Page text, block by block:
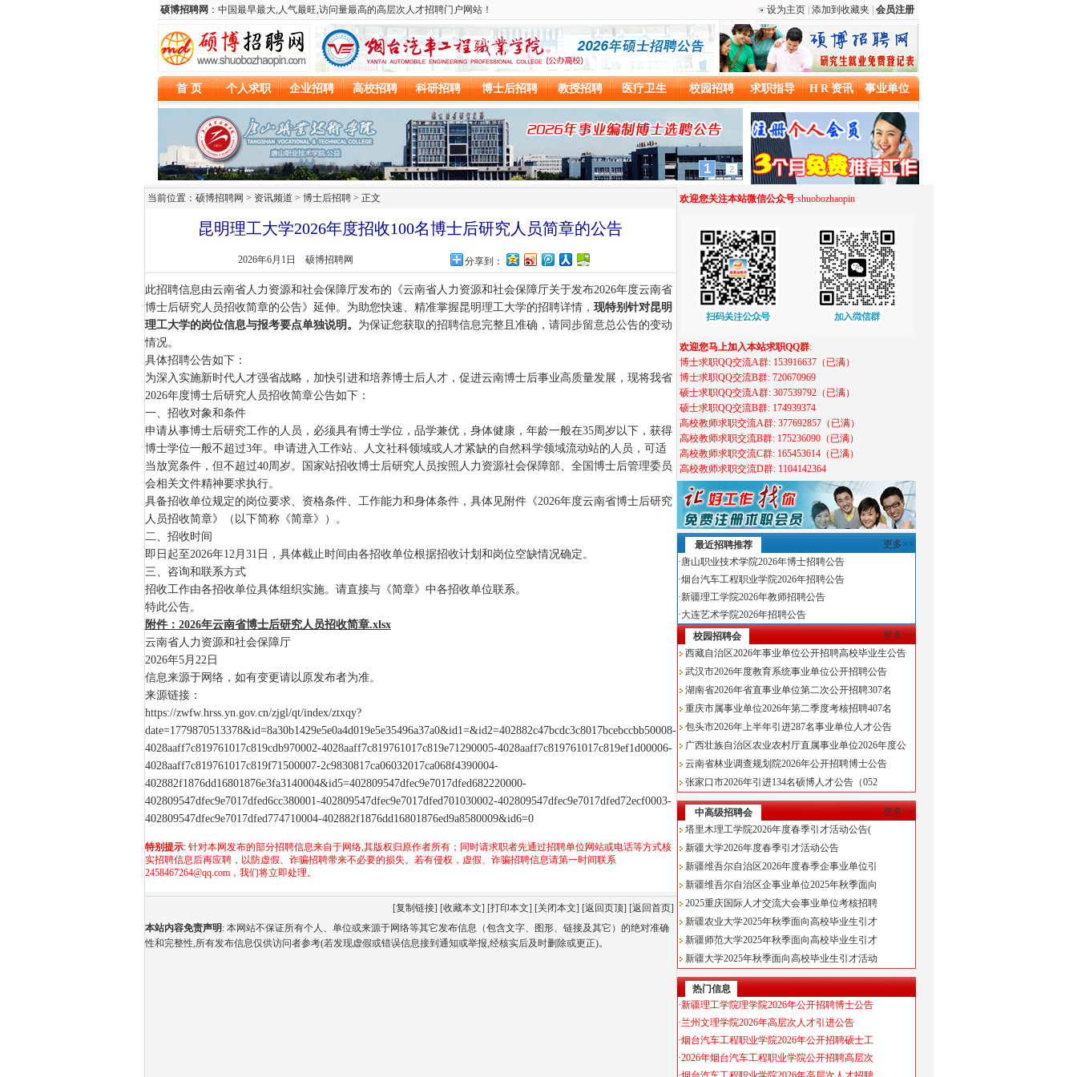
当前位置：硕博招聘网 > 资讯频道 > 博士后招聘> 正文
昆明理工大学2026年度招收100名博士后研究人员简章的公告
2026年6月1日 硕博招聘网 分享到：
此招聘信息由云南省人力资源和社会保障厅发布的《云南省人力资源和社会保障厅关于发布2026年度云南省
博士后研究人员招收简章的公告》延伸。为助您快速、精准掌握昆明理工大学的招聘详情， 现特别针对昆明
理工大学的岗位信息与报考要点单独说明。 为保证您获取的招聘信息完整且准确，请同步留意总公告的变动
情况。
具体招聘公告如下：
为深入实施新时代人才强省战略，加快引进和培养博士后人才，促进云南博士后事业高质量发展，现将我省
2026年度博士后研究人员招收简章公告如下：
一、招收对象和条件
申请从事博士后研究工作的人员，必须具有博士学位，品学兼优，身体健康，年龄一般在35周岁以下，获得
博士学位一般不超过3年。申请进入工作站、人文社科领域或人才紧缺的自然科学领域流动站的人员，可适
当放宽条件，但不超过40周岁。国家站招收博士后研究人员按照人力资源社会保障部、全国博士后管理委员
会相关文件精神要求执行。
具备招收单位规定的岗位要求、资格条件、工作能力和身体条件，具体见附件《2026年度云南省博士后研究
人员招收简章》（以下简称《简章》）。
二、招收时间
即日起至2026年12月31日，具体截止时间由各招收单位根据招收计划和岗位空缺情况确定。
三、咨询和联系方式
招收工作由各招收单位具体组织实施。请直接与《简章》中各招收单位联系。
特此公告。
附件：2026年云南省博士后研究人员招收简章.xlsx
云南省人力资源和社会保障厅
2026年5月22日
信息来源于网络，如有变更请以原发布者为准。
来源链接：
https://zwfw.hrss.yn.gov.cn/zjgl/qt/index/ztxqy?
date=1779870513378&id=8a30b1429e5e0a4d019e5e35496a37a0&id1=&id2=402882c47bcdc3c8017bcebccbb50008-
4028aaff7c819761017c819cdb970002-4028aaff7c819761017c819e71290005-4028aaff7c819761017c819ef1d00006-
4028aaff7c819761017c819f71500007-2c9830817ca06032017ca068f4390004-
402882f1876dd16801876e3fa3140004&id5=402809547dfec9e7017dfed682220000-
402809547dfec9e7017dfed6cc380001-402809547dfec9e7017dfed701030002-402809547dfec9e7017dfed72ecf0003-
402809547dfec9e7017dfed774710004-402882f1876dd16801876ed9a8580009&id6=0
特别提示: 针对本网发布的部分招聘信息来自于网络,其版权归原作者所有；同时请求职者先通过招聘单位网站或电话等方式核
实招聘信息后再应聘，以防虚假、诈骗招聘带来不必要的损失。若有侵权，虚假、诈骗招聘信息请第一时间联系
2458467264@qq.com，我们将立即处理。
[复制链接] [收藏本文] [打印本文] [关闭本文] [返回页顶] [返回首页]
本站内容免责声明 : 本网站不保证所有个人、单位或来源于网络等其它发布信息（包含文字、图形、链接及其它）的绝对准确
性和完整性,所有发布信息仅供访问者参考(若发现虚假或错误信息接到通知或举报,经核实后及时删除或更正)。